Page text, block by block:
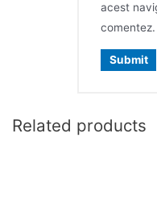
acest
comentez.
Related products